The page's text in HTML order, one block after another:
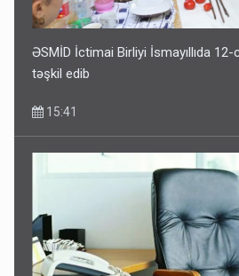
ƏSMİD İctimai Birliyi İsmayıllıda
təşkil edib
15:41